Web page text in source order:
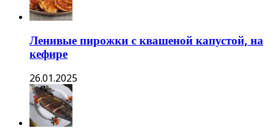
Ленивые пирожки с квашеной капустой, на
кефире
26.01.2025